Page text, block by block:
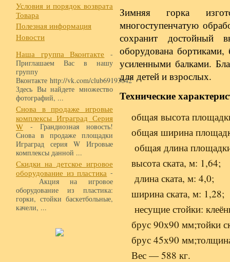
Условия и порядок возврата
Товара
Полезная информация
Новости
Наша группа Вконтакте -
Приглашаем Вас в нашу
группу
Вконтакте http://vk.com/club69193642
Здесь Вы найдете множество
фотографий, ...
Снова в продаже игровые
комплексы Играград Серия
W - Грандиозная новость!
Снова в продаже площадки
Играград серия W Игровые
комплексы данной ...
Скидки на детское игровое
оборудование из пластика -
Акция на игровое
оборудование из пластика:
горки, стойки баскетбольные,
качели, ...
Зимняя горка
многоступенчатую
сохранит достойный
оборудована
усиленными балками.
для детей и взрослых.
Технические
общая высота
общая ширина
общая длина
высота ската, м: 1,64;
длина ската, м: 4,0;
ширина ската, м: 1,28;
несущие стойки:
брус 90х90 мм;тойки
брус 45х90
Вес — 588 кг.